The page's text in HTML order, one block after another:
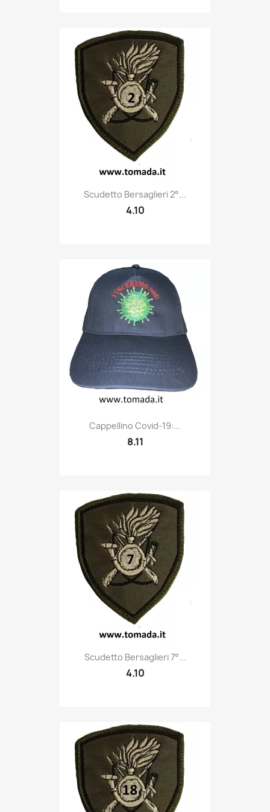
Quick view
Scudetto Bersaglieri 2°...
4.10
Quick view
Cappellino Covid-19:...
8.11
Quick view
Scudetto Bersaglieri 7°...
4.10